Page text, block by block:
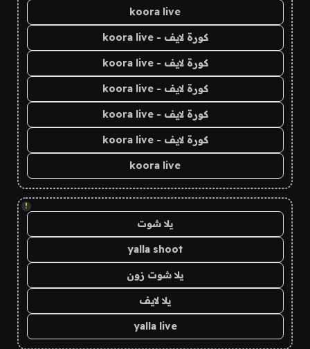
koora live
كورة لايف - koora live
كورة لايف - koora live
كورة لايف - koora live
كورة لايف - koora live
كورة لايف - koora live
koora live
!
يلا شوت
yalla shoot
يلا شوت زون
يلا لايف
yalla live